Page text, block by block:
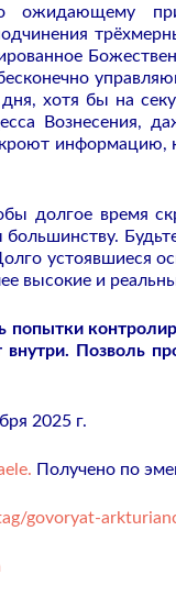
ожидающему
хотя бы на
Вознесения,
информацию,
долгое время
устоявшиеся
высокие и
Позволь
2025 г.
Получено по
govoryat-